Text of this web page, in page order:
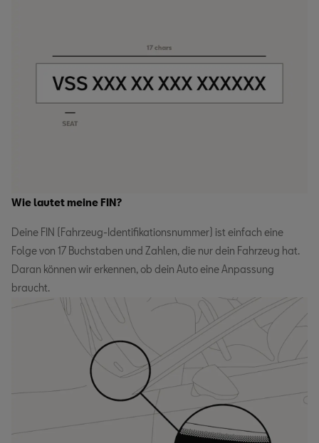
Wie lautet meine FIN?
Deine FIN (Fahrzeug-Identifikationsnummer) ist einfach eine
Folge von 17 Buchstaben und Zahlen, die nur dein Fahrzeug hat.
Daran können wir erkennen, ob dein Auto eine Anpassung
braucht.